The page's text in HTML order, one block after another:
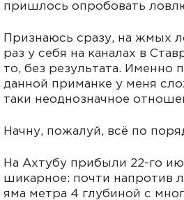
пришлось опробовать
Признаюсь сразу, на жмых
раз у себя на каналах в
то, без результата. Именно
данной приманке у меня
таки неоднозначное
Начну, пожалуй, всё по
На Ахтубу прибыли 22-го
шикарное: почти напротив
яма метра 4 глубиной с